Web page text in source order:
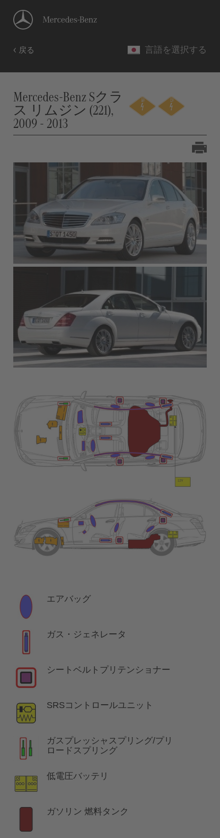
戻る 言語を選択する
Mercedes-Benz Sクラ
ス リムジン (221),
2009 - 2013
エアバッグ
ガス・ジェネレータ
シートベルトプリテンショナー
SRSコントロールユニット
ガスプレッシャスプリング/プリ
ロードスプリング
低電圧バッテリ
ガソリン 燃料タンク